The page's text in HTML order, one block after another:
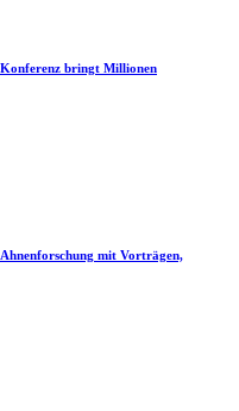
bringt Millionen
mit Vorträgen,